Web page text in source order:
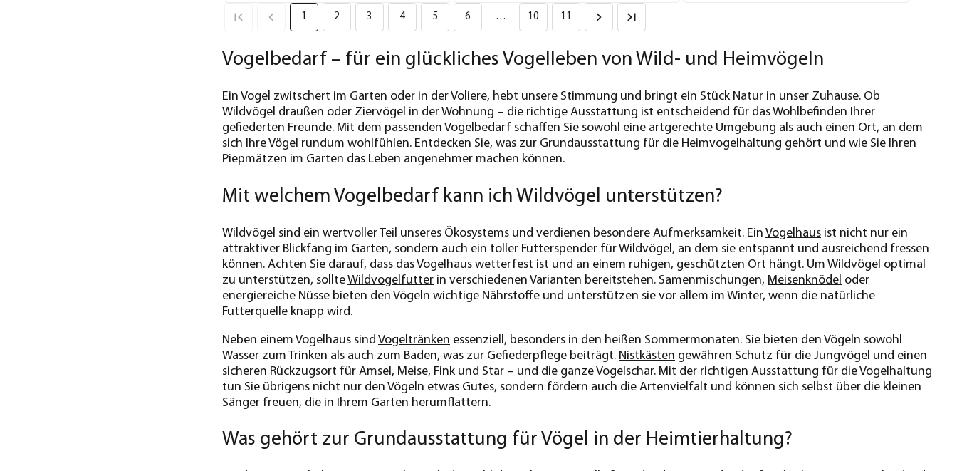
1 2 3 4 5 6 … 10 11
Vogelbedarf – für ein glückliches Vogelleben von Wild- und Heimvögeln
Ein Vogel zwitschert im Garten oder in der Voliere, hebt unsere Stimmung und bringt ein Stück Natur in unser Zuhause. Ob
Wildvögel draußen oder Ziervögel in der Wohnung – die richtige Ausstattung ist entscheidend für das Wohlbefinden Ihrer
gefiederten Freunde. Mit dem passenden Vogelbedarf schaffen Sie sowohl eine artgerechte Umgebung als auch einen Ort, an dem
sich Ihre Vögel rundum wohlfühlen. Entdecken Sie, was zur Grundausstattung für die Heimvogelhaltung gehört und wie Sie Ihren
Piepmätzen im Garten das Leben angenehmer machen können.
Mit welchem Vogelbedarf kann ich Wildvögel unterstützen?
Wildvögel sind ein wertvoller Teil unseres Ökosystems und verdienen besondere Aufmerksamkeit. Ein Vogelhaus ist nicht nur ein
attraktiver Blickfang im Garten, sondern auch ein toller Futterspender für Wildvögel, an dem sie entspannt und ausreichend fressen
können. Achten Sie darauf, dass das Vogelhaus wetterfest ist und an einem ruhigen, geschützten Ort hängt. Um Wildvögel optimal
zu unterstützen, sollteWildvogelfutter in verschiedenen Varianten bereitstehen. Samenmischungen, Meisenknödel oder
energiereiche Nüsse bieten den Vögeln wichtige Nährstoffe und unterstützen sie vor allem im Winter, wenn die natürliche
Futterquelle knapp wird.
Neben einem Vogelhaus sind Vogeltränken essenziell, besonders in den heißen Sommermonaten. Sie bieten den Vögeln sowohl
Wasser zum Trinken als auch zum Baden, was zur Gefiederpflege beiträgt. Nistkästen gewähren Schutz für die Jungvögel und einen
sicheren Rückzugsort für Amsel, Meise, Fink und Star – und die ganze Vogelschar. Mit der richtigen Ausstattung für die Vogelhaltung
tun Sie übrigens nicht nur den Vögeln etwas Gutes, sondern fördern auch die Artenvielfalt und können sich selbst über die kleinen
Sänger freuen, die in Ihrem Garten herumflattern.
Was gehört zur Grundausstattung für Vögel in der Heimtierhaltung?